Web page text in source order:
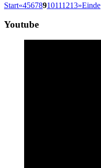
Start«45678910111213»Einde
Youtube